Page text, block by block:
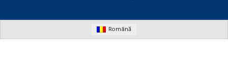
Română